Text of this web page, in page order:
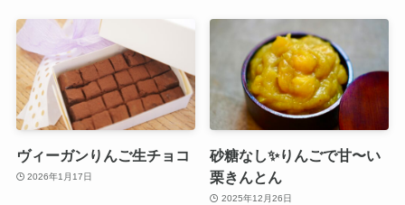
ヴィーガンりんご生チョコ
2026年1月17日
砂糖なし✨りんごで甘〜い
栗きんとん
2025年12月26日